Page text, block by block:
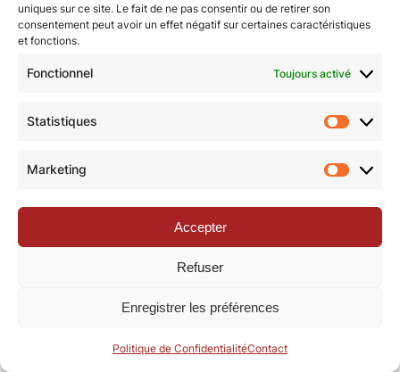
uniques sur ce site. Le fait de ne pas consentir ou de retirer son
consentement peut avoir un effet négatif sur certaines caractéristiques
et fonctions.
Fonctionnel Toujours activé
Statistiques
Marketing
Accepter
Refuser
Enregistrer les préférences
Politique de ConfidentialitéContact
© Revue de la Toile 2018 – 2026 | Thème Mesa WPEX par
WPExplorer